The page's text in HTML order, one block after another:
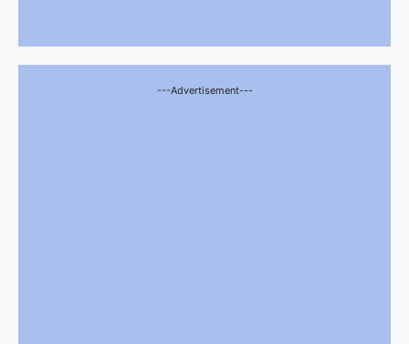
---Advertisement---